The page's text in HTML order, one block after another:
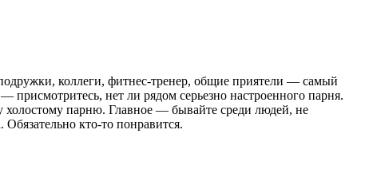
коллеги, фитнес-тренер, общие приятели — самый
нет ли рядом серьезно настроенного парня.
холостому парню. Главное — бывайте среди людей, не
кто-то понравится.